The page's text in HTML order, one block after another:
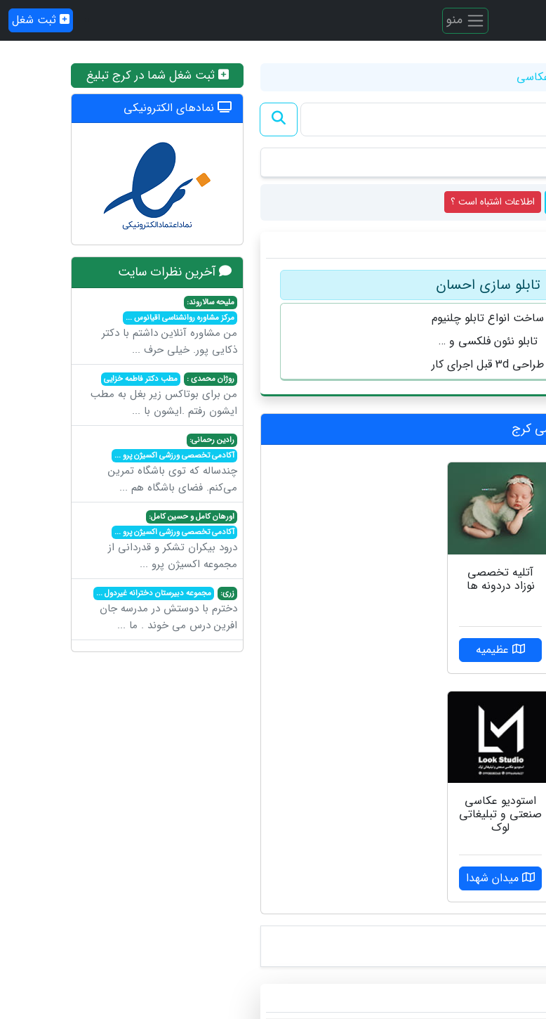
منو ثبت شغل
اطلاعات اشتباه است ؟
تابلو سازی احسان
ساخت انواع تابلو چلنیوم
تابلو نئون فلکسی و …
طراحی 3d قبل اجرای کار
کرج
آتلیه تخصصی
نوزاد دردونه ها
عظیمیه
استودیو عکاسی
صنعتی و تبلیغاتی
لوک
میدان شهدا
ثبت شغل شما در کرج تبلیغ
نمادهای الکترونیکی
آخرین نظرات سایت
ملیحه سالاروند:
مرکز مشاوره روانشناسی اقیانوس...
من مشاوره آنلاین داشتم با دکتر
ذکایی پور. خیلی حرف ...
روژان محمدی : مطب دکتر فاطمه خزایی
من برای بوتاکس زیر بغل به مطب
ایشون رفتم .ایشون با ...
رادین رحمانی:
آکادمی تخصصی ورزشی اکسیژن پرو...
چندساله که توی باشگاه تمرین
می‌کنم. فضای باشگاه هم ...
اورهان کامل و حسین کامل:
آکادمی تخصصی ورزشی اکسیژن پرو...
درود بیکران تشکر و قدردانی از
مجموعه اکسیژن پرو ...
زری: مجموعه دبیرستان دخترانه غیردول...
دخترم با دوستش در مدرسه جان
افرین درس می خوند . ما ...